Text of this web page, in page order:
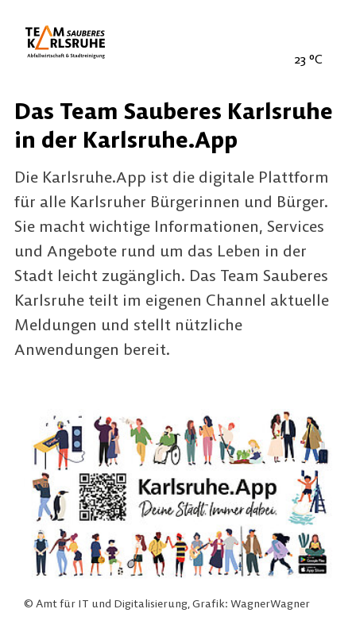
23 °C
Das Team Sauberes Karlsruhe
in der Karlsruhe.App
Die Karlsruhe.App ist die digitale Plattform
für alle Karlsruher Bürgerinnen und Bürger.
Sie macht wichtige Informationen, Services
und Angebote rund um das Leben in der
Stadt leicht zugänglich. Das Team Sauberes
Karlsruhe teilt im eigenen Channel aktuelle
Meldungen und stellt nützliche
Anwendungen bereit.
© Amt für IT und Digitalisierung, Grafik: WagnerWagner